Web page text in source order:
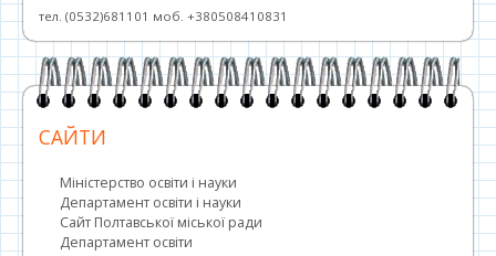
тел. (0532)681101 моб. +380508410831
САЙТИ
Міністерство освіти і науки
Департамент освіти і науки
Сайт Полтавської міської ради
Департамент освіти